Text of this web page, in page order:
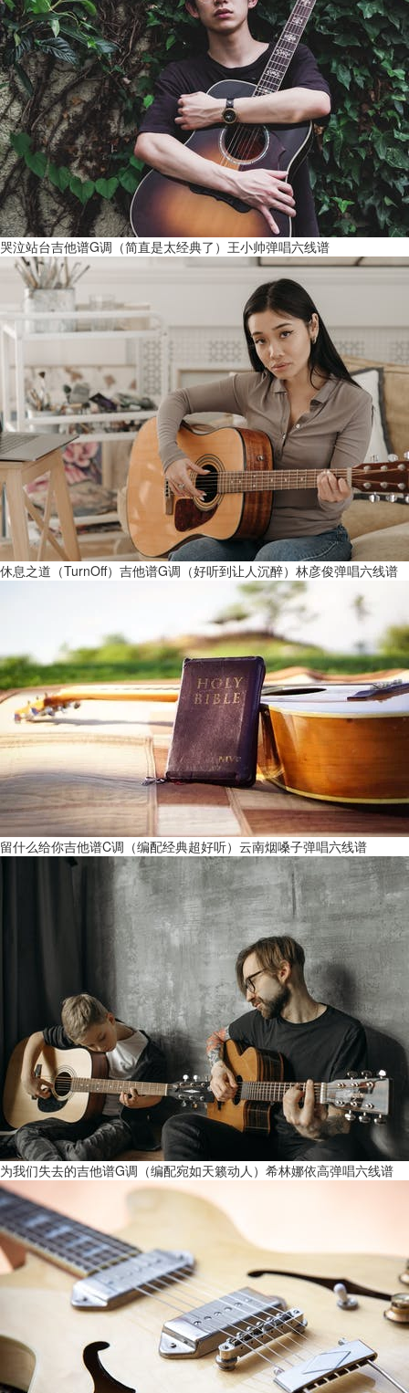
哭泣站台吉他谱G调（简直是太经典了）王小帅弹唱六线谱
休息之道（TurnOff）吉他谱G调（好听到让人沉醉）林彦俊弹唱六线谱
留什么给你吉他谱C调（编配经典超好听）云南烟嗓子弹唱六线谱
为我们失去的吉他谱G调（编配宛如天籁动人）希林娜依高弹唱六线谱